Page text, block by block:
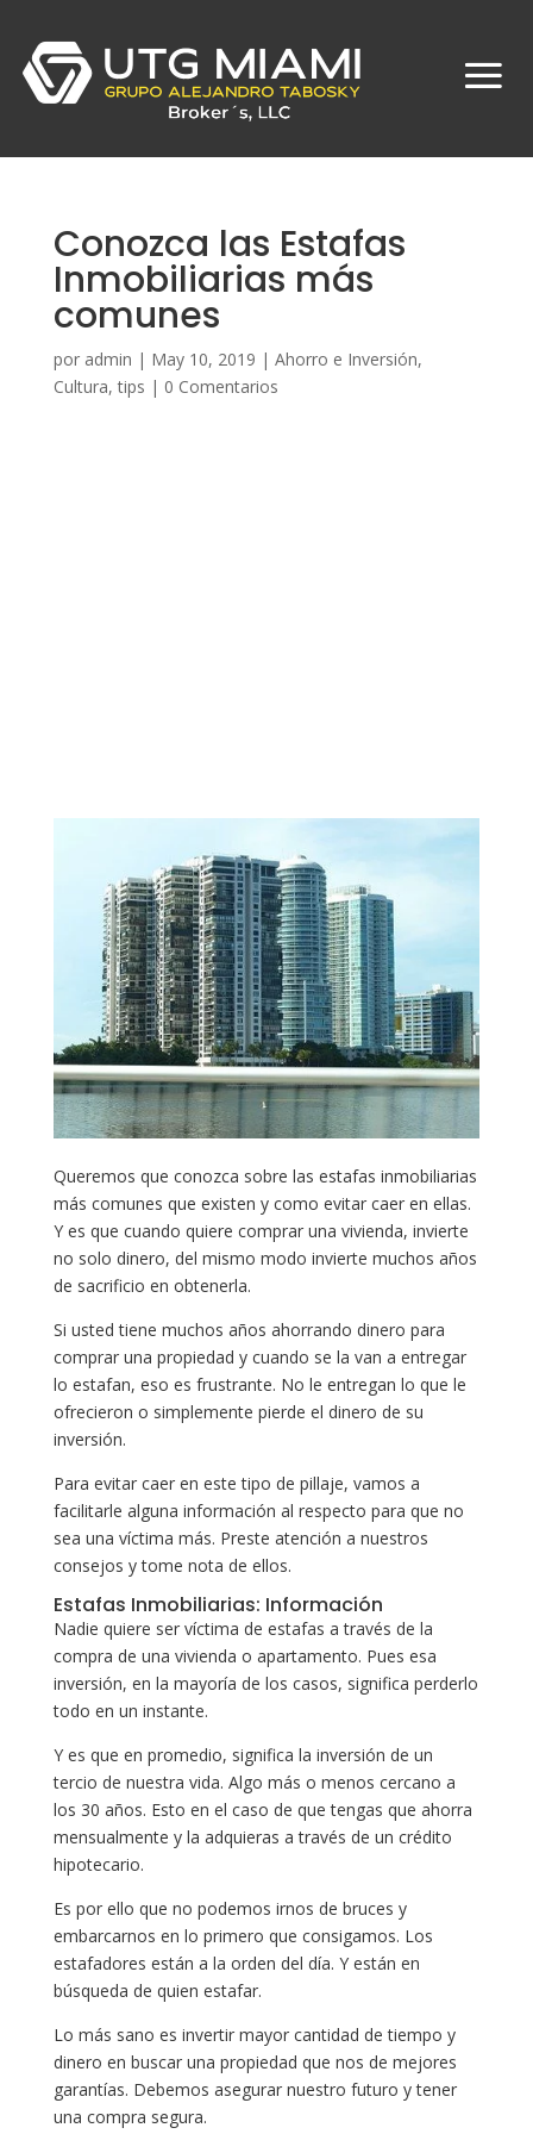
Conozca las Estafas
Inmobiliarias más
comunes
por admin | May 10, 2019 | Ahorro e Inversión,
Cultura,tips | 0 Comentarios
Queremos que conozca sobre las estafas inmobiliarias
más comunes que existen y como evitar caer en ellas.
Y es que cuando quiere comprar una vivienda, invierte
no solo dinero, del mismo modo invierte muchos años
de sacrificio en obtenerla.
Si usted tiene muchos años ahorrando dinero para
comprar una propiedad y cuando se la van a entregar
lo estafan, eso es frustrante. No le entregan lo que le
ofrecieron o simplemente pierde el dinero de su
inversión.
Para evitar caer en este tipo de pillaje, vamos a
facilitarle alguna información al respecto para que no
sea una víctima más. Preste atención a nuestros
consejos y tome nota de ellos.
Estafas Inmobiliarias: Información
Nadie quiere ser víctima de estafas a través de la
compra de una vivienda o apartamento. Pues esa
inversión, en la mayoría de los casos, significa perderlo
todo en un instante.
Y es que en promedio, significa la inversión de un
tercio de nuestra vida. Algo más o menos cercano a
los 30 años. Esto en el caso de que tengas que ahorra
mensualmente y la adquieras a través de un crédito
hipotecario.
Es por ello que no podemos irnos de bruces y
embarcarnos en lo primero que consigamos. Los
estafadores están a la orden del día. Y están en
búsqueda de quien estafar.
Lo más sano es invertir mayor cantidad de tiempo y
dinero en buscar una propiedad que nos de mejores
garantías. Debemos asegurar nuestro futuro y tener
una compra segura.